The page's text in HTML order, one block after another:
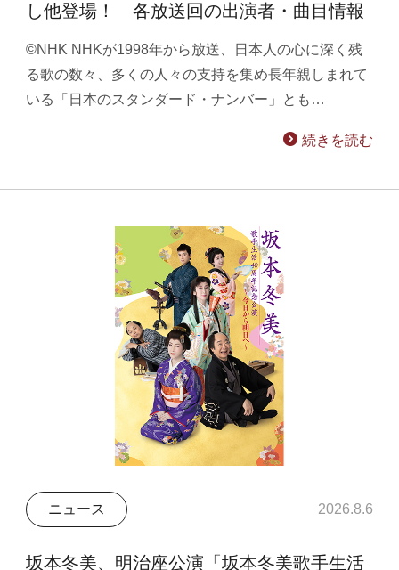
し他登場！ 各放送回の出演者・曲目情報
©NHK NHKが1998年から放送、日本人の心に深く残
る歌の数々、多くの人々の支持を集め長年親しまれて
いる「日本のスタンダード・ナンバー」とも…
続きを読む
ニュース 2026.8.6
坂本冬美、明治座公演「坂本冬美歌手生活